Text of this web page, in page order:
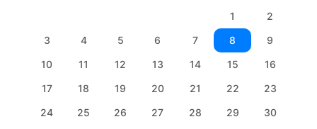
1
2
3
4 5 6 7 8
9
10
11 12 13 14 15
16
17
18 19 20 21 22
23
24
25 26 27 28 29
30